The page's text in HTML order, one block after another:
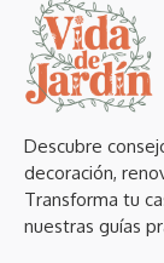
Descubre
decoración,
Transforma tu
nuestras guías